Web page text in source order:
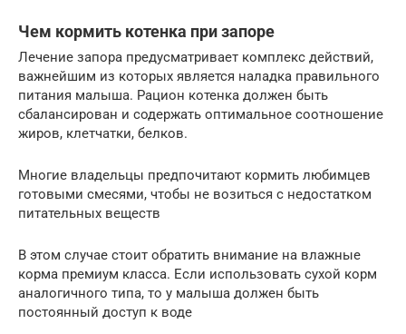
Чем кормить котенка при запоре
Лечение запора предусматривает комплекс действий,
важнейшим из которых является наладка правильного
питания малыша. Рацион котенка должен быть
сбалансирован и содержать оптимальное соотношение
жиров, клетчатки, белков.
Многие владельцы предпочитают кормить любимцев
готовыми смесями, чтобы не возиться с недостатком
питательных веществ
В этом случае стоит обратить внимание на влажные
корма премиум класса. Если использовать сухой корм
аналогичного типа, то у малыша должен быть
постоянный доступ к воде